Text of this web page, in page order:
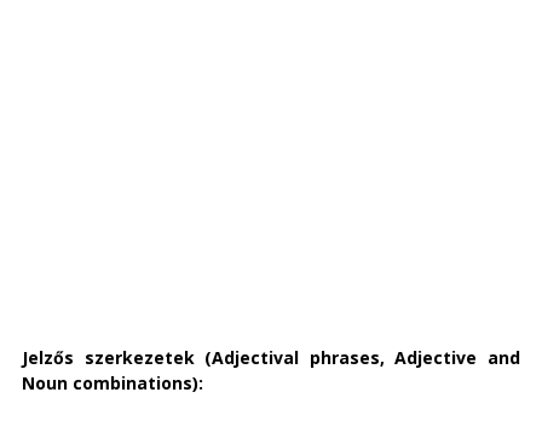
Jelzős szerkezetek (Adjectival phrases, Adjective and
Noun combinations):